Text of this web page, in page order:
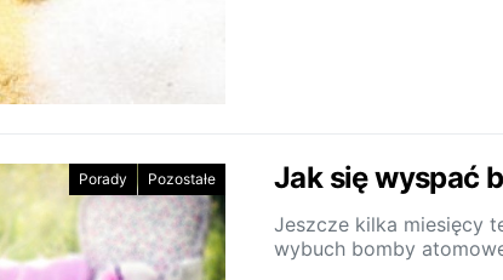
Porady Pozostałe Jak się wyspać
Jeszcze kilka miesięcy
wybuch bomby